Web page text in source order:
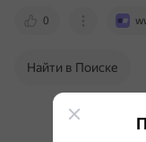
0
Найти в Поиске